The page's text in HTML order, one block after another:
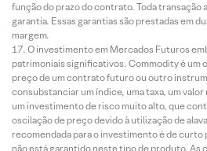
função do prazo do contrato. Toda transação
garantia. Essas garantias são prestadas em
margem.
O investimento em Mercados Futuros
patrimoniais significativos. Commodity é um
preço de um contrato futuro ou outro
consubstanciar um índice, uma taxa, um
um investimento de risco muito alto, que
oscilação de preço devido à utilização de
recomendada para o investimento é de
não está garantido neste tipo de produto. As